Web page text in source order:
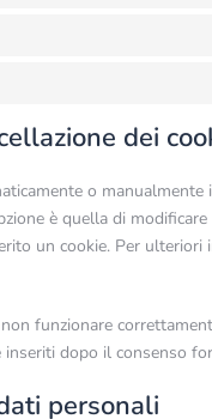
dei
o manualmente
è quella di
un cookie. Per
funzionare
dopo il consenso
personali